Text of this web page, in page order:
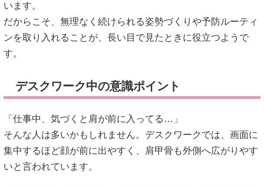
います。
だからこそ、無理なく続けられる姿勢づくりや予防ルーティ
ンを取り入れることが、長い目で見たときに役立つようで
す。
デスクワーク中の意識ポイント
「仕事中、気づくと肩が前に入ってる…」
そんな人は多いかもしれません。デスクワークでは、画面に
集中するほど顔が前に出やすく、肩甲骨も外側へ広がりやす
いと言われています。